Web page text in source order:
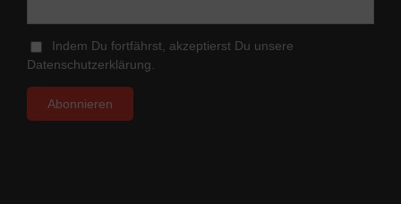
Indem Du fortfährst, akzeptierst Du unsere
Datenschutzerklärung.